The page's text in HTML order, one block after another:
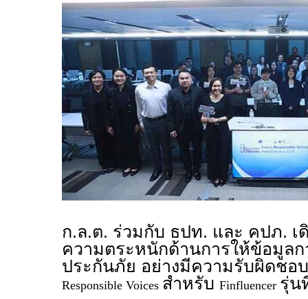
ก.ล.ต. ร่วมกับ ธปท. และ คปภ. เ
ความตระหนักด้านการให้ข้อมูลก
ประกันภัย อย่างมีความรับผิดชอ
Responsible Voices สำหรับ Finfluencer รุ่น